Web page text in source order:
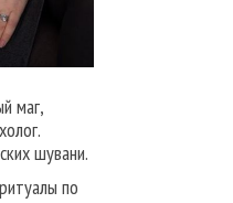
маг,
шувани.
по